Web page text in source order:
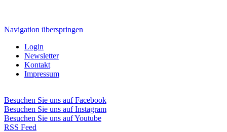
Navigation überspringen
Login
Newsletter
Kontakt
Impressum
Besuchen Sie uns auf Facebook
Besuchen Sie uns auf Instagram
Besuchen Sie uns auf Youtube
RSS Feed